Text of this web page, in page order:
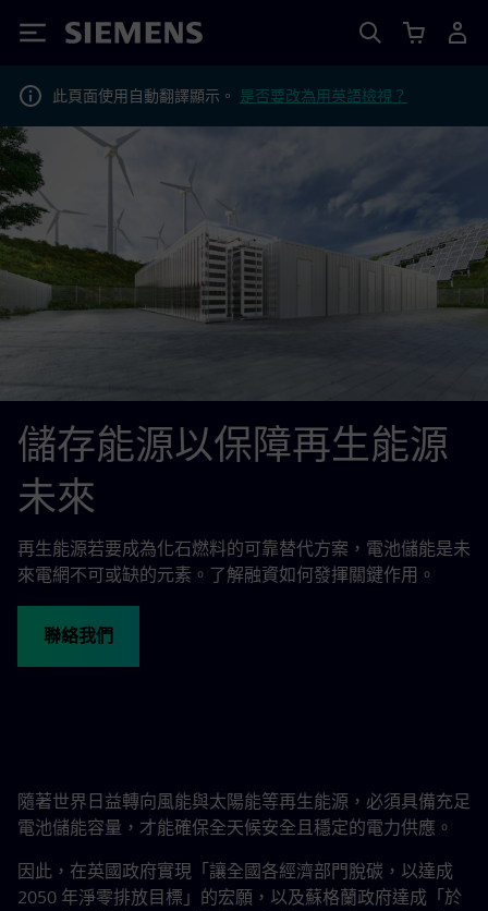
Siemens
此頁面使用自動翻譯顯示。 是否要改為用英語檢視？
儲存能源以保障再生能源
未來
再生能源若要成為化石燃料的可靠替代方案，電池儲能是未
來電網不可或缺的元素。了解融資如何發揮關鍵作用。
聯絡我們
隨著世界日益轉向風能與太陽能等再生能源，必須具備充足
電池儲能容量，才能確保全天候安全且穩定的電力供應。
因此，在英國政府實現「讓全國各經濟部門脫碳，以達成
2050 年淨零排放目標」的宏願，以及蘇格蘭政府達成「於